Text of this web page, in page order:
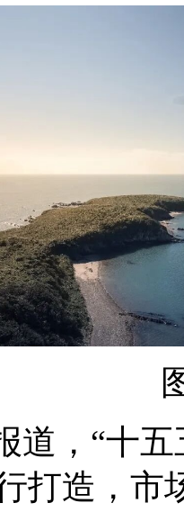
道，“十
打造，市